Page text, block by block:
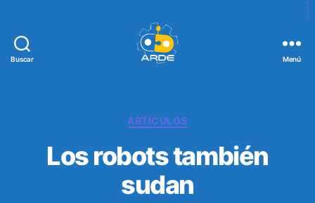
Buscar
d
e
A
R
D
E
Menú
C
t
e
g
o
ARTÍCULOS
Los robots también
sudan